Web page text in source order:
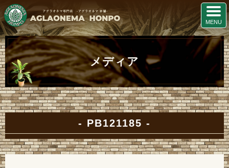
メディア
PB121185